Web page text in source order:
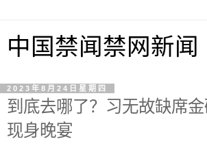
中国禁闻禁网新闻
2023年8月24日星期四
到底去哪了？习无故缺席
现身晚宴